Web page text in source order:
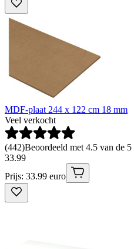
MDF-plaat 244 x 122 cm 18 mm
Veel verkocht
(442)Beoordeeld met 4.5 van de
33.99
Prijs: 33.99 euro